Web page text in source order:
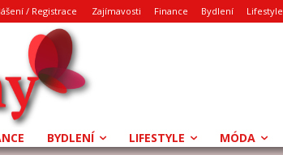
/ Registrace Zajímavosti Finance Bydlení Lifestyle
BYDLENÍ LIFESTYLE MÓDA